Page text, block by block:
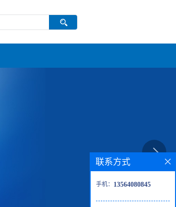
联系方式
手机： 13564080845